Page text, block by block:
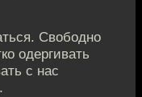
Свободно
одергивать
с нас